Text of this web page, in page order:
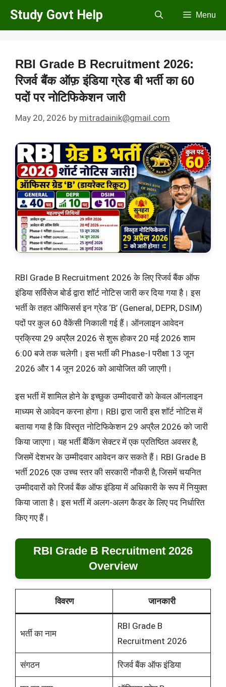
Skip
Study Govt Help Menu
RBI Grade B Recruitment 2026:
रिजर्व बैंक ऑफ़ इंडिया ग्रेड बी भर्ती का 60
पदों पर नोटिफिकेशन जारी
May 20, 2026 by mitradainik@gmail.com
RBI Grade B Recruitment 2026 के लिए रिजर्व बैंक ऑफ
इंडिया सर्विसेज बोर्ड द्वारा शॉर्ट नोटिस जारी कर दिया गया है। इस
भर्ती के तहत ऑफिसर्स इन ग्रेड ‘B’ (General, DEPR, DSIM)
पदों पर कुल 60 वैकेंसी निकाली गई हैं। ऑनलाइन आवेदन
प्रक्रिया 29 अप्रैल 2026 से शुरू होकर 20 मई 2026 शाम
6:00 बजे तक चलेगी। इस भर्ती की Phase-I परीक्षा 13 जून
2026 और 14 जून 2026 को आयोजित की जाएगी।
इस भर्ती में शामिल होने के इच्छुक उम्मीदवारों को केवल ऑनलाइन
माध्यम से आवेदन करना होगा। RBI द्वारा जारी इस शॉर्ट नोटिस में
बताया गया है कि विस्तृत नोटिफिकेशन 29 अप्रैल 2026 को जारी
किया जाएगा। यह भर्ती बैंकिंग सेक्टर में एक प्रतिष्ठित अवसर है,
जिसमें देशभर के उम्मीदवार आवेदन कर सकते हैं। RBI Grade B
भर्ती 2026 एक उच्च स्तर की सरकारी नौकरी है, जिसमें चयनित
उम्मीदवारों को रिजर्व बैंक ऑफ इंडिया में अधिकारी के रूप में नियुक्त
किया जाता है। इस भर्ती में अलग-अलग कैडर के लिए पद निर्धारित
किए गए हैं।
RBI Grade B Recruitment 2026
Overview
विवरण जानकारी
भर्ती का नाम
RBI Grade B
Recruitment 2026
संगठन रिजर्व बैंक ऑफ इंडिया